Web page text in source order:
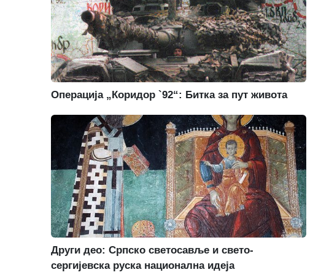
Операција „Коридор `92“: Битка за пут живота
Други део: Српско светосавље и свето-
сергијевска руска национална идеја